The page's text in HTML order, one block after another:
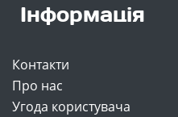
Інформація
Контакти
Про нас
Угода користувача